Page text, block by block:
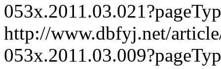
http://www.dbfyj.net/